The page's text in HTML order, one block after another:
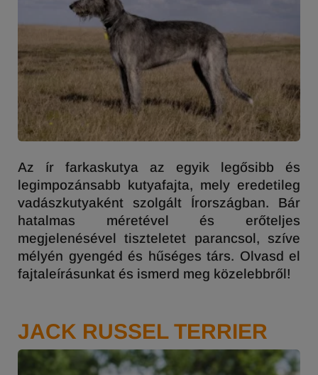
Az ír farkaskutya az egyik legősibb és
legimpozánsabb kutyafajta, mely eredetileg
vadászkutyaként szolgált Írországban. Bár
hatalmas méretével és erőteljes
megjelenésével tiszteletet parancsol, szíve
mélyén gyengéd és hűséges társ. Olvasd el
fajtaleírásunkat és ismerd meg közelebbről!
JACK RUSSEL TERRIER